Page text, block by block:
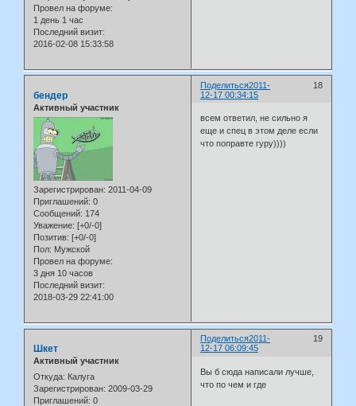
Провел на форуме:
1 день 1 час
Последний визит:
2016-02-08 15:33:58
Поделиться 18
2011-
12-17 00:34:15
бендер
Активный участник
Зарегистрирован: 2011-04-09
Приглашений: 0
Сообщений: 174
Уважение: [+0/-0]
Позитив: [+0/-0]
Пол: Мужской
Провел на форуме:
3 дня 10 часов
Последний визит:
2018-03-29 22:41:00
всем ответил, не сильно я
еще и спец в этом деле если
что поправте гуру))))
Поделиться 19
2011-
12-17 06:09:45
Шкет
Активный участник
Откуда: Калуга
Зарегистрирован: 2009-03-29
Приглашений: 0
Вы б сюда написали лучше,
что по чем и где